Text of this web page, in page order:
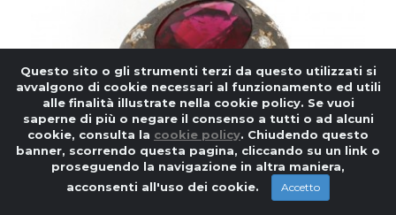
Questo sito o gli strumenti terzi da questo utilizzati si
avvalgono di cookie necessari al funzionamento ed utili
alle finalità illustrate nella cookie policy. Se vuoi
saperne di più o negare il consenso a tutti o ad alcuni
cookie, consulta la cookie policy. Chiudendo questo
banner, scorrendo questa pagina, cliccando su un link o
proseguendo la navigazione in altra maniera,
acconsenti all'uso dei cookie.
Accetto